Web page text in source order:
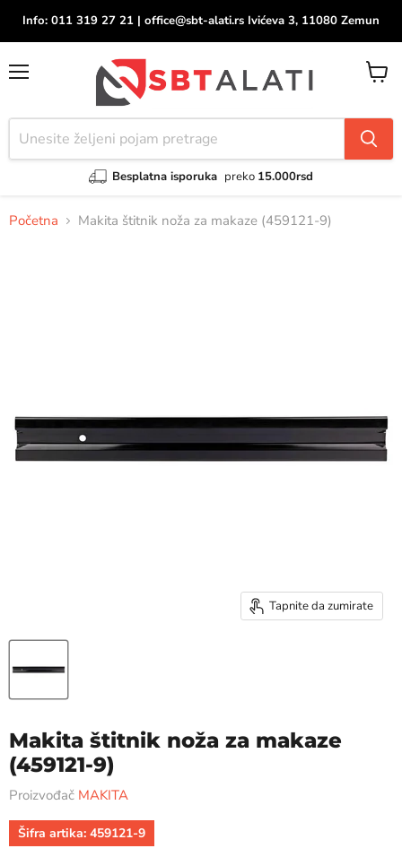
Info: 011 319 27 21 | office@sbt-alati.rs Ivićeva 3, 11080 Zemun
Besplatna isporuka preko 15.000rsd
Početna Makita štitnik noža za makaze (459121-9)
Tapnite da zumirate
Makita štitnik noža za makaze
(459121-9)
Proizvođač MAKITA
Šifra artika: 459121-9